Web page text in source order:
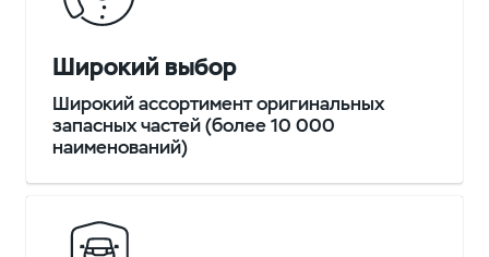
Широкий выбор
Широкий ассортимент оригинальных
запасных частей (более 10 000
наименований)